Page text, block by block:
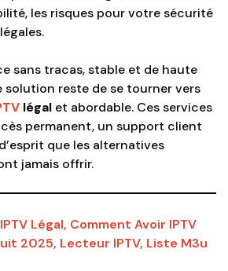
les risques pour votre sécurité
sans tracas, stable et de haute
solution reste de se tourner vers
légal et abordable. Ces services
permanent, un support client
que les alternatives
jamais offrir.
Légal, Comment Avoir IPTV
2025, Lecteur IPTV, Liste M3u